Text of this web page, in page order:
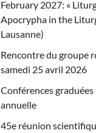
February 2027: «
Apocrypha in the
Lausanne)
Rencontre du groupe
samedi 25 avril 2026
Conférences
annuelle
45e réunion